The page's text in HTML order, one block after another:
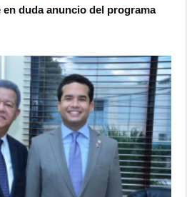
en duda anuncio del programa